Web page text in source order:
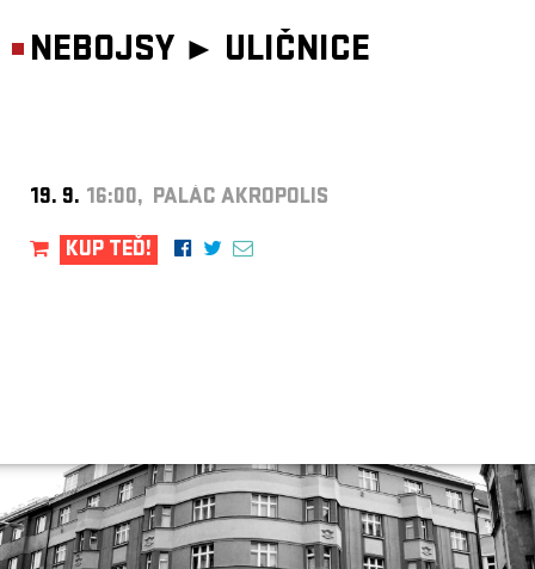
NEBOJSY ► ULIČNICE
19. 9. 16:00, PALÁC AKROPOLIS
KUP TEĎ!